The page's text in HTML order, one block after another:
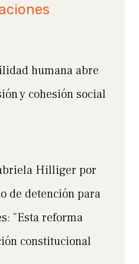
humana abre
y cohesión social
Hilliger por
de detención para
“Esta reforma
constitucional